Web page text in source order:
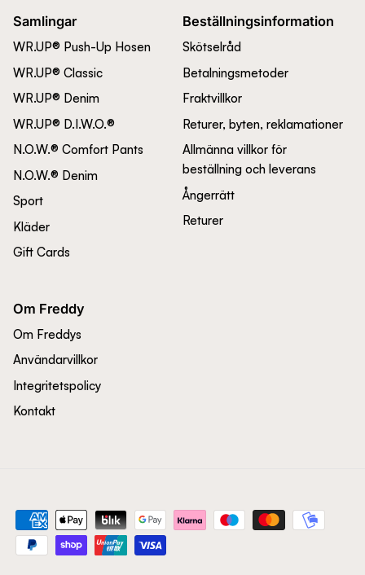
Samlingar
WR.UP® Push-Up Hosen
WR.UP® Classic
WR.UP® Denim
WR.UP® D.I.W.O.®
N.O.W.® Comfort Pants
N.O.W.® Denim
Sport
Kläder
Gift Cards
Beställningsinformation
Skötselråd
Betalningsmetoder
Fraktvillkor
Returer, byten, reklamationer
Allmänna villkor för
beställning och leverans
Ångerrätt
Returer
Om Freddy
Om Freddys
Användarvillkor
Integritetspolicy
Kontakt